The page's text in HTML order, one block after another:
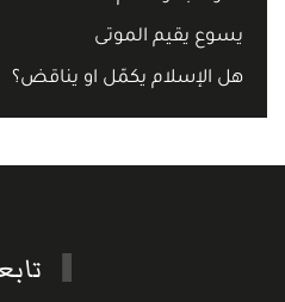
يسوع يقيم الموتى
هل الإسلام يكمّل او يناقض؟